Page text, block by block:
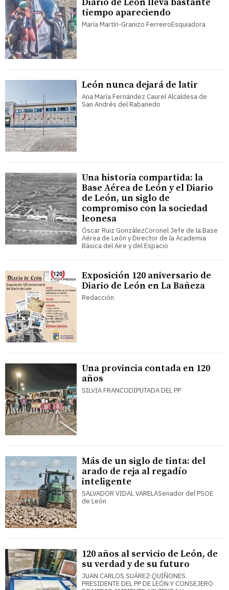
tiempo apareciendo
María Martín-Granizo FerreiroEsquiadora
León nunca dejará de latir
Ana María Fernández Caurel Alcaldesa de
San Andrés del Rabanedo
Una historia compartida: la
Base Aérea de León y el Diario
de León, un siglo de
compromiso con la sociedad
leonesa
Óscar Ruiz GonzálezCoronel Jefe de la Base
Aérea de León y Director de la Academia
Básica del Aire y del Espacio
Exposición 120 aniversario de
Diario de León en La Bañeza
Redacción
Una provincia contada en 120
años
SILVIA FRANCODIPUTADA DEL PP
Más de un siglo de tinta: del
arado de reja al regadío
inteligente
SALVADOR VIDAL VARELASenador del PSOE
de León
120 años al servicio de León, de
su verdad y de su futuro
JUAN CARLOS SUÁREZ-QUIÑONES.
PRESIDENTE DEL PP DE LEÓN Y CONSEJERO